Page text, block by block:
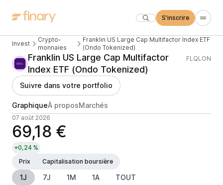
S'inscrire
Invest
Crypto-
monnaies
Franklin US Large Cap Multifactor Index ETF
(Ondo Tokenized)
Franklin US Large Cap Multifactor
Index ETF (Ondo Tokenized)
FLQLON
Suivre dans votre portfolio
GraphiqueÀ proposMarchés
07 août 2026
69,18 €
+0,24 %
Prix
Capitalisation boursière
1J 7J 1M 1A TOUT